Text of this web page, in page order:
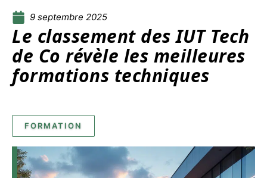
9 septembre 2025
Le classement des IUT Tech
de Co révèle les meilleures
formations techniques
FORMATION